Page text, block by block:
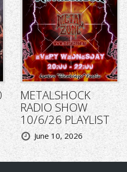
METALSHOCK
RADIO SHOW
10/6/26 PLAYLIST
June 10, 2026